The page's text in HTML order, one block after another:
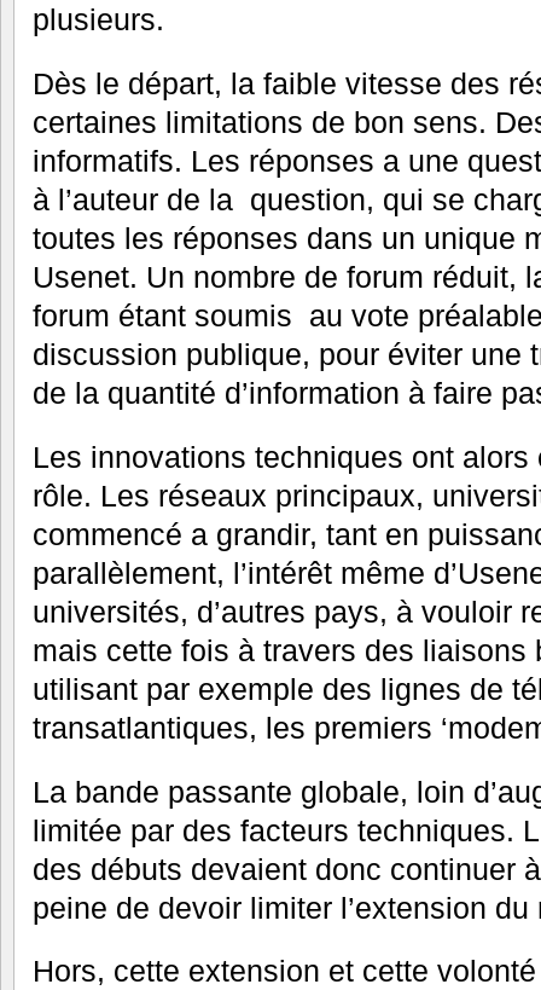
plusieurs.
Dès le départ, la faible vitesse des
certaines limitations de bon sens.
informatifs. Les réponses a une
à l’auteur de la question, qui se
toutes les réponses dans un unique
Usenet. Un nombre de forum réduit,
forum étant soumis au vote
discussion publique, pour éviter une
de la quantité d’information à faire
Les innovations techniques ont
rôle. Les réseaux principaux,
commencé a grandir, tant en
parallèlement, l’intérêt même
universités, d’autres pays, à vouloir
mais cette fois à travers des liaisons
utilisant par exemple des lignes de
transatlantiques, les premiers
La bande passante globale, loin
limitée par des facteurs techniques.
des débuts devaient donc continuer
peine de devoir limiter l’extension
Hors, cette extension et cette volonté